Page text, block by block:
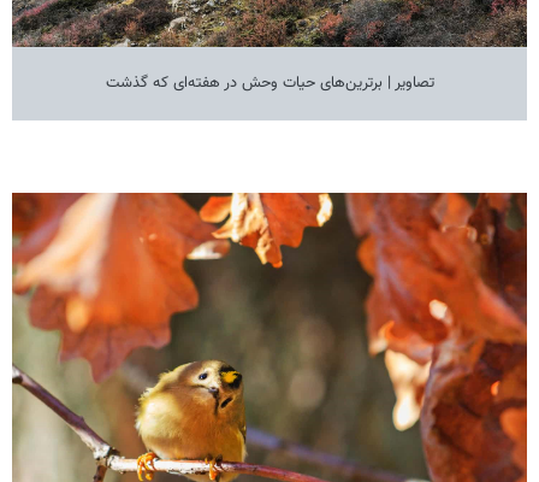
تصاویر | برترین‌های حیات وحش در هفته‌ای که گذشت